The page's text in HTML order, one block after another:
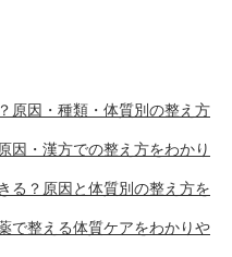
原因・種類・体質別の整え方
因・漢方での整え方をわかり
る？原因と体質別の整え方を
で整える体質ケアをわかりや